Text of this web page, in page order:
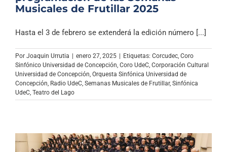
Musicales de Frutillar 2025
Hasta el 3 de febrero se extenderá la edición número [...]
Por Joaquin Urrutia | enero 27, 2025 | Etiquetas: Corcudec Coro
Sinfónico Universidad de Concepción Coro UdeC Corporación Cultural
Universidad de Concepción Orquesta Sinfónica Universidad de
Concepción Radio UdeC Semanas Musicales de Frutillar, Sinfónica
UdeC Teatro del Lago